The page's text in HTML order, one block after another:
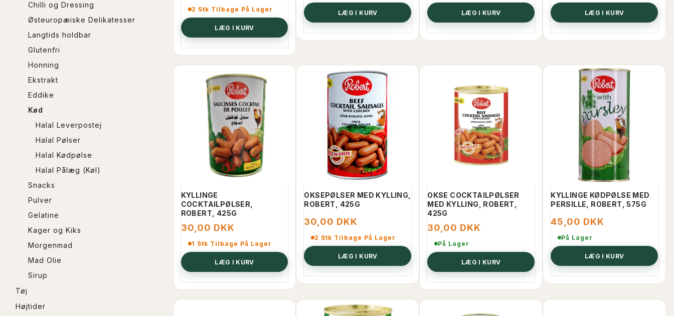
Chilli og Dressing
Østeuropæiske Delikatesser
Langtids holdbar
Glutenfri
Honning
Ekstrakt
Eddike
Kød
Halal Leverpostej
Halal Pølser
Halal Kødpølse
Halal Pålæg (Køl)
Snacks
Pulver
Gelatine
Kager og Kiks
Morgenmad
Mad Olie
Sirup
Tøj
Højtider
2 Stk Tilbage På Lager
LÆG I KURV
LÆG I KURV LÆG I KURV LÆG I KURV
KYLLINGE
COCKTAILPØLSER,
ROBERT, 425G
30,00 DKK
1 Stk Tilbage På Lager
LÆG I KURV
OKSEPØLSER MED KYLLING,
ROBERT, 425G
30,00 DKK
2 Stk Tilbage På Lager
LÆG I KURV
OKSE COCKTAILPØLSER
MED KYLLING, ROBERT,
425G
30,00 DKK
På Lager
LÆG I KURV
KYLLINGE KØDPØLSE MED
PERSILLE, ROBERT, 575G
45,00 DKK
På Lager
LÆG I KURV